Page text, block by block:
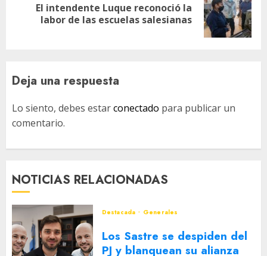
Siguiente
entrada:
El intendente Luque reconoció la
labor de las escuelas salesianas
Deja una respuesta
Lo siento, debes estarconectado para publicar un
comentario.
NOTICIAS RELACIONADAS
Destacada Generales
Los Sastre se despiden del
PJ y blanquean su alianza